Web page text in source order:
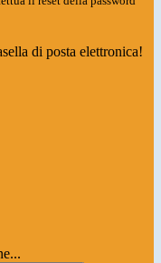
di posta elettronica!